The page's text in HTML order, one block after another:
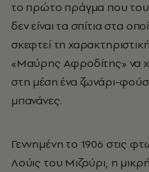
το πρώτο πράγμα που του
δεν είναι τα σπίτια στα
σκεφτεί τη
«Μαύρης Αφροδίτης» να
στη μέση ένα ζωνάρι-
μπανάνες.
Γεννημένη το 1906 στις
Λούις του Μιζούρι, η